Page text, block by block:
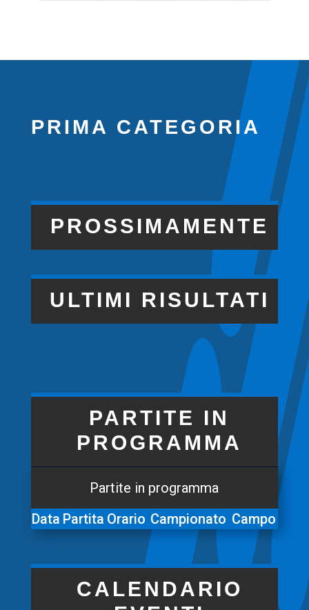
PRIMA CATEGORIA
PROSSIMAMENTE
ULTIMI RISULTATI
PARTITE IN
PROGRAMMA
Partite in programma
Data Partita Orario Campionato Campo
CALENDARIO